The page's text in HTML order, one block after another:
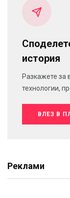
история
Разкажете за
технологии,
ВЛЕЗ В
Реклами